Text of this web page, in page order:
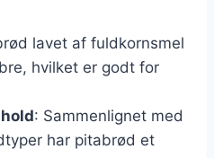
lavet af fuldkornsmel
hvilket er godt for
: Sammenlignet med
har pitabrød et